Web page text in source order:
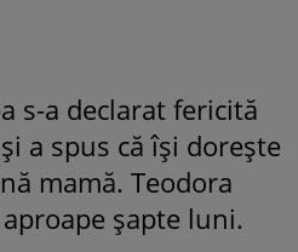
s-a declarat fericită
a spus că își dorește
mamă. Teodora
șapte luni.